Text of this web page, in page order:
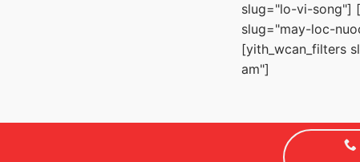
slug="lo-vi-song"]
slug="may-loc-
[yith_wcan_filters
am"]